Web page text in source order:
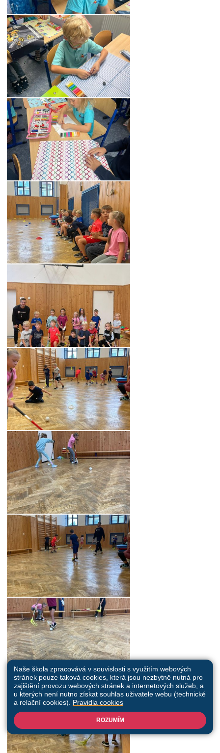
Naše škola zpracovává v souvislosti s využitím webových
stránek pouze taková cookies, která jsou nezbytně nutná pro
zajištění provozu webových stránek a internetových služeb, a
u kterých není nutno získat souhlas uživatele webu (technické
a relační cookies). Pravidla cookies
ROZUMÍM